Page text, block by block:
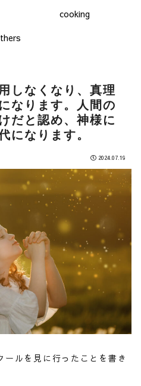
cooking
しなくなり、真理
なります。人間の
だと認め、神様に
になります。
2024.07.19
ルを見に行ったことを書き